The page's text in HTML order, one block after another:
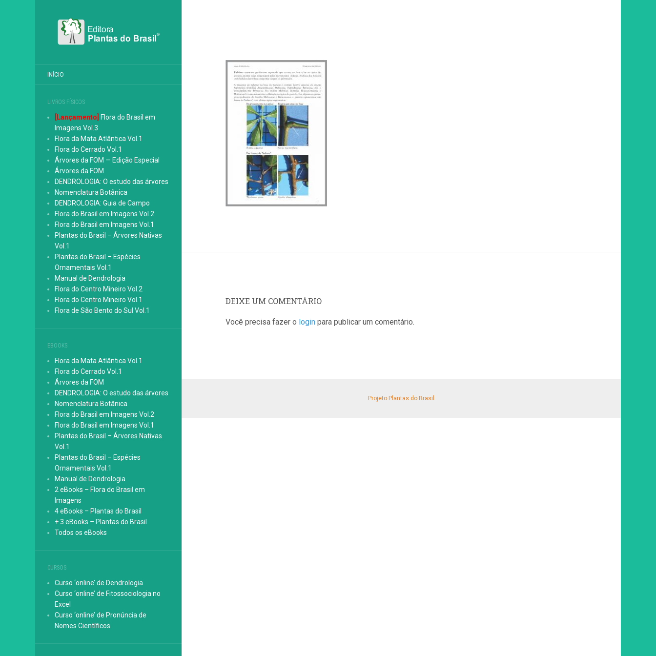
INÍCIO
LIVROS FÍSICOS
[Lançamento]
Flora do Brasil em
Imagens Vol.3
Flora da Mata Atlântica Vol.1
Flora do Cerrado Vol.1
Árvores da FOM — Edição Especial
Árvores da FOM
DENDROLOGIA: O estudo das árvores
Nomenclatura Botânica
DENDROLOGIA: Guia de Campo
Flora do Brasil em Imagens Vol.2
Flora do Brasil em Imagens Vol.1
Plantas do Brasil – Árvores Nativas
Vol.1
Plantas do Brasil – Espécies
Ornamentais Vol.1
Manual de Dendrologia
Flora do Centro Mineiro Vol.2
Flora do Centro Mineiro Vol.1
Flora de São Bento do Sul Vol.1
EBOOKS
Flora da Mata Atlântica Vol.1
Flora do Cerrado Vol.1
Árvores da FOM
DENDROLOGIA: O estudo das árvores
Nomenclatura Botânica
Flora do Brasil em Imagens Vol.2
Flora do Brasil em Imagens Vol.1
Plantas do Brasil – Árvores Nativas
Vol.1
Plantas do Brasil – Espécies
Ornamentais Vol.1
Manual de Dendrologia
2 eBooks – Flora do Brasil em
Imagens
4 eBooks – Plantas do Brasil
+ 3 eBooks – Plantas do Brasil
Todos os eBooks
CURSOS
Curso ‘online’ de Dendrologia
Curso ‘online’ de Fitossociologia no
Excel
Curso ‘online’ de Pronúncia de
Nomes Científicos
DEIXE UM COMENTÁRIO
Você precisa fazer o login para publicar um comentário.
Projeto Plantas do Brasil